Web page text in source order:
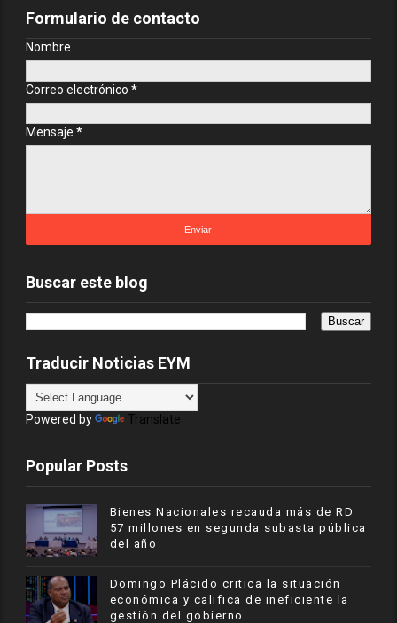
Formulario de contacto
Nombre
Correo electrónico *
Mensaje *
Buscar este blog
Traducir Noticias EYM
Powered by Translate
Popular Posts
Bienes Nacionales recauda más de RD
57 millones en segunda subasta pública
del año
​Domingo Plácido critica la situación
económica y califica de ineficiente la
gestión del gobierno